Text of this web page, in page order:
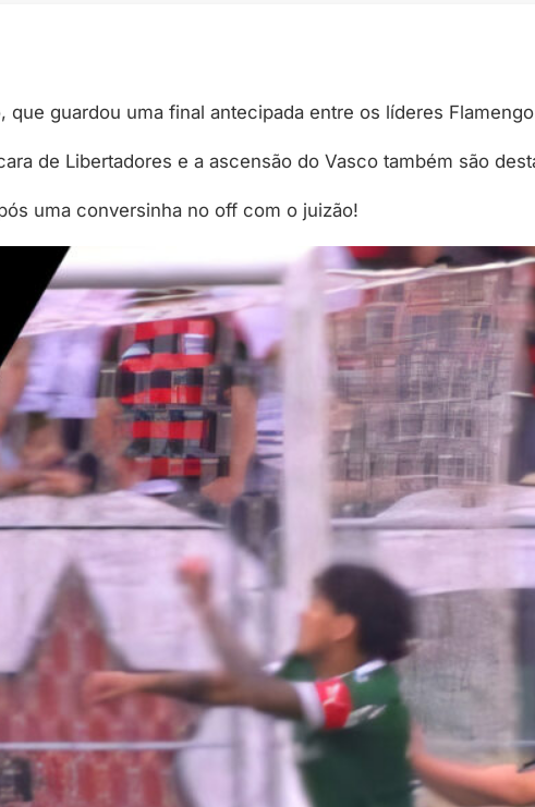
que guardou uma final antecipada entre os líderes
de Libertadores e a ascensão do Vasco também são
uma conversinha no off com o juizão!